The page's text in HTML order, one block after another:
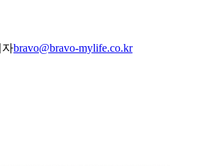
자bravo@bravo-mylife.co.kr